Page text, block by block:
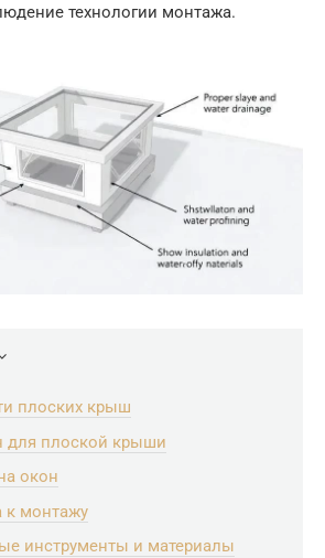
технологии монтажа.
плоских крыш
для плоской крыши
окон
к монтажу
инструменты и материалы